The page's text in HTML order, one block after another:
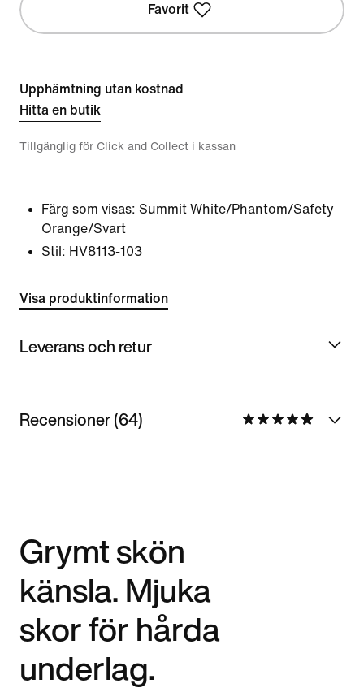
Favorit
Upphämtning utan kostnad
Hitta en butik
Tillgänglig för Click and Collect i kassan
Färg som visas: Summit White/Phantom/Safety
Orange/Svart
Stil: HV8113-103
Visa produktinformation
Leverans och retur
Recensioner (64)
Grymt skön
känsla. Mjuka
skor för hårda
underlag.